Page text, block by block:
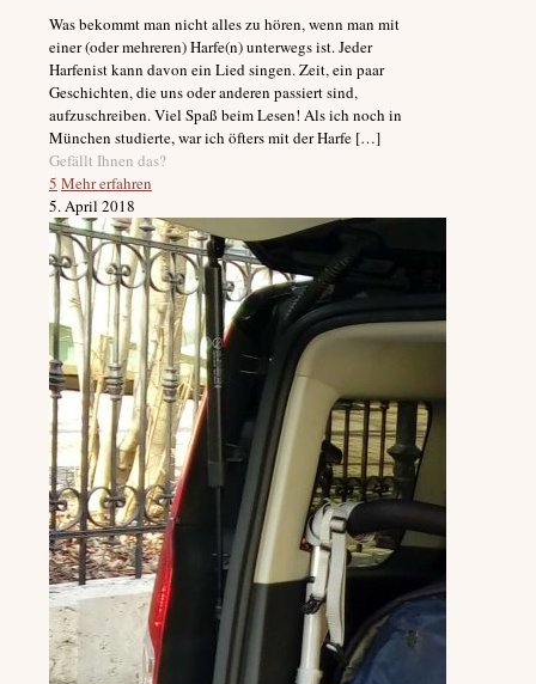
Was bekommt man nicht alles zu hören, wenn man mit
einer (oder mehreren) Harfe(n) unterwegs ist. Jeder
Harfenist kann davon ein Lied singen. Zeit, ein paar
Geschichten, die uns oder anderen passiert sind,
aufzuschreiben. Viel Spaß beim Lesen! Als ich noch in
München studierte, war ich öfters mit der Harfe […]
Gefällt Ihnen das?
5 Mehr erfahren
5. April 2018